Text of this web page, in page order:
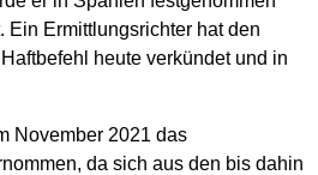
Ein Ermittlungsrichter hat den
heute verkündet und in
November 2021 das
da sich aus den bis dahin